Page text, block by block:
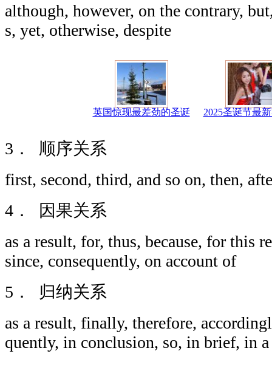
although, however, on the contrary,
s, yet, otherwise, despite
英国惊现最差劲的圣诞 2025圣诞节最
3． 顺序关系
first, second, third, and so on, then,
4． 因果关系
as a result, for, thus, because, for this
since, consequently, on account of
5． 归纳关系
as a result, finally, therefore,
quently, in conclusion, so, in brief, in